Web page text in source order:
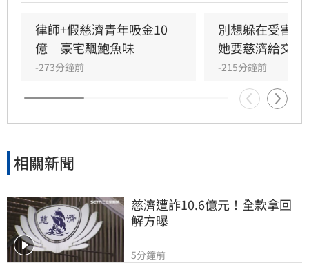
信徒「喝精油取代三餐」，而遭羈押的陳昱瑄，
和李家關係密切，甚至以「爸爸、媽媽」稱呼夫
妻倆。檢調持續追查，這名律師究竟如何與李家
合作，靠什麼話術，讓慈濟一步步交出超過10億
元？
律師+假慈濟青年吸金10
億　豪宅飄鮑魚味
-273分鐘前
別想躲在受害
她要慈濟給交代
-215分鐘前
相關新聞
慈濟遭詐10.6億元！全款拿回
解方曝
5分鐘前